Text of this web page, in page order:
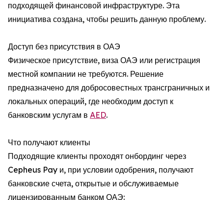
подходящей финансовой инфраструктуре. Эта
инициатива создана, чтобы решить данную проблему.
Доступ без присутствия в ОАЭ
Физическое присутствие, виза ОАЭ или регистрация
местной компании не требуются. Решение
предназначено для добросовестных трансграничных и
локальных операций, где необходим доступ к
банковским услугам в AED.
Что получают клиенты
Подходящие клиенты проходят онбординг через
Cepheus Pay и, при условии одобрения, получают
банковские счета, открытые и обслуживаемые
лицензированным банком ОАЭ: